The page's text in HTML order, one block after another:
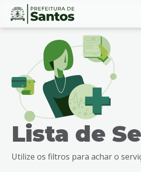
Ir
busca
Conteúdo
Lista de
Utilize os filtros para achar o